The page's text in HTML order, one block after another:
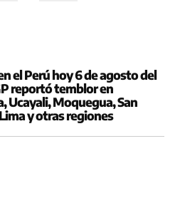
el Perú hoy 6 de agosto del
reportó temblor en
Ucayali, Moquegua, San
y otras regiones